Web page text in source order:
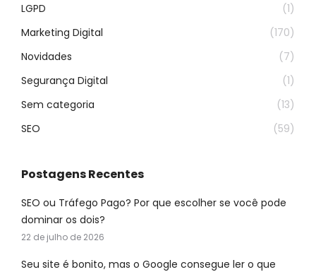
LGPD
(1)
Marketing Digital
(170)
Novidades
(7)
Segurança Digital
(1)
Sem categoria
(13)
SEO
(59)
Postagens Recentes
SEO ou Tráfego Pago? Por que escolher se você pode
dominar os dois?
22 de julho de 2026
Seu site é bonito, mas o Google consegue ler o que